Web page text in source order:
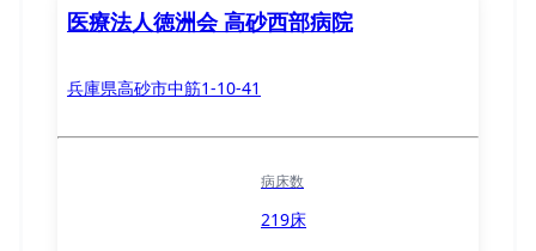
医療法人徳洲会 高砂西部病院
兵庫県高砂市中筋1-10-41
病床数
219床